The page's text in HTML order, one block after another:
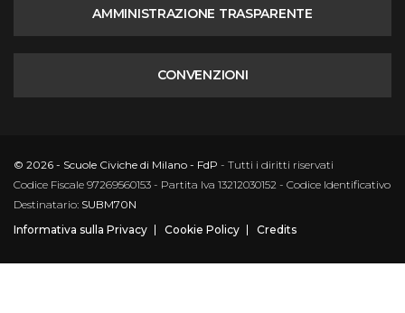
AMMINISTRAZIONE TRASPARENTE
CONVENZIONI
© 2026 - Scuole Civiche di Milano - FdP - Tutti i diritti riservati
Codice Fiscale 97269560153 - Partita Iva 13212030152 - Codice Identificativo
Destinatario: SUBM70N
Informativa sulla Privacy
Cookie Policy Credits